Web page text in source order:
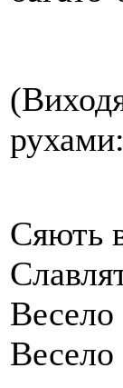
рухами:
Сяють
Весело
Весело